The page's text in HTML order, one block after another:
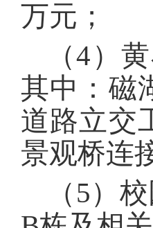
万元；
（4）
其中：磁
道路立交
景观桥连
（5）